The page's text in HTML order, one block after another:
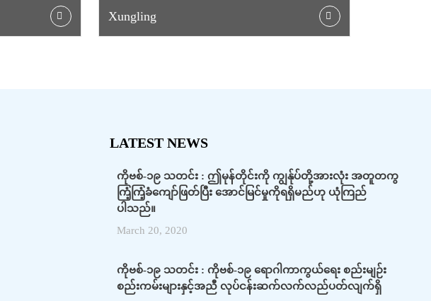
Xungling
LATEST NEWS
ကိုဗစ်-၁၉ သတင်း : ဤမုန်တိုင်းကို ကျွန်ုပ်တို့အားလုံး အတူတကွ
ကြံ့ကြံ့ခံကျော်ဖြတ်ပြီး အောင်မြင်မှုကိုရရှိမည်ဟု ယုံကြည်
ပါသည်။
March 20, 2020
ကိုဗစ်-၁၉ သတင်း : ကိုဗစ်-၁၉ ရောဂါကာကွယ်ရေး စည်းမျဉ်း
စည်းကမ်းများနှင့်အညီ လုပ်ငန်းဆက်လက်လည်ပတ်လျက်ရှိ